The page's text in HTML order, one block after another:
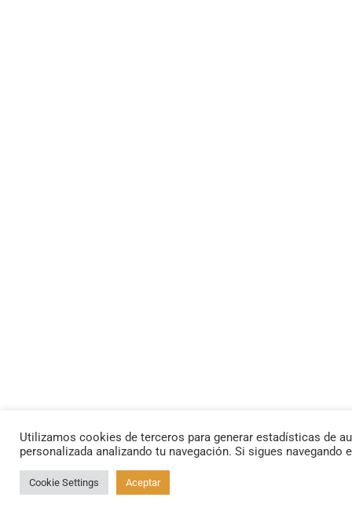
By using this site, you agree to thePrivacy Policy
Utilizamos cookies de terceros para generar estadísticas de
personalizada analizando tu navegación. Si sigues navegando
Cookie Settings Aceptar